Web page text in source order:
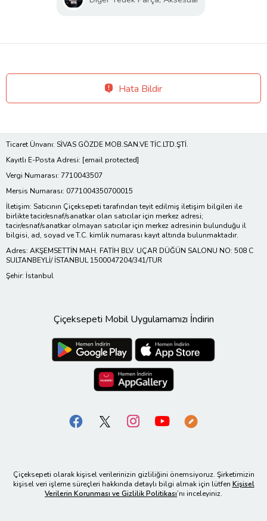
Hata Bildir
Ticaret Ünvanı: SİVAS GÖZDE MOB.SAN.VE TİC.LTD.ŞTİ.
Kayıtlı E-Posta Adresi: [email protected]
Vergi Numarası: 7710043507
Mersis Numarası: 0771004350700015
İletişim: Satıcının Çiçeksepeti tarafından teyit edilmiş iletişim bilgileri ile
birlikte tacir/esnaf/sanatkar olan satıcılar için merkez adresi;
tacir/esnaf/sanatkar olmayan satıcılar için merkez adresinin bulunduğu il
bilgisi, ad, soyad ve T.C. kimlik numarası kayıt altında bulunmaktadır.
Adres: AKŞEMSETTİN MAH. FATİH BLV. UÇAR DÜĞÜN SALONU NO: 508 C
SULTANBEYLİ/ İSTANBUL 1500047204/341/TUR
Şehir: İstanbul
Çiçeksepeti Mobil Uygulamamızı İndirin
Çiçeksepeti olarak kişisel verilerinizin gizliliğini önemsiyoruz. Şirketimizin
kişisel veri işleme süreçleri hakkında detaylı bilgi almak için lütfen Kişisel
Verilerin Korunması ve Gizlilik Politikası’nı inceleyiniz.